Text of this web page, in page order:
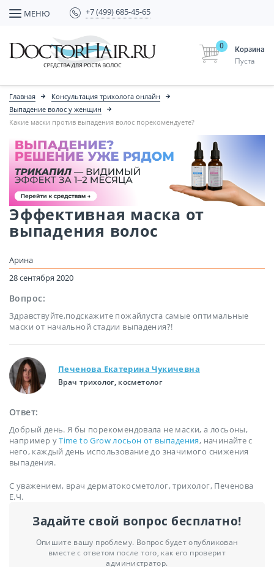
МЕНЮ +7 (499) 685-45-65
Корзина
0
Пуста
Главная
Консультация трихолога онлайн
Выпадение волос у женщин
Какие маски против выпадения волос порекомендуете?
Эффективная маска от
выпадения волос
Арина
28 сентября 2020
Вопрос:
Здравствуйте,подскажите пожайлуста самые оптимальные
маски от начальной стадии выпадения?!
Печенова Екатерина Чукичевна
Врач трихолог, косметолог
Ответ:
Добрый день. Я бы порекомендовала не маски, а лосьоны,
например уTime to Grow лосьон от выпадения, начинайте с
него, каждый день использование до значимого снижения
выпадения.
С уважением, врач дерматокосметолог, трихолог, Печенова
Е.Ч.
Задайте свой вопрос бесплатно!
Опишите вашу проблему. Вопрос будет опубликован
вместе с ответом после того, как его проверит
администратор.